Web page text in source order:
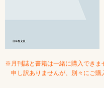
※月刊誌と書籍は一緒に購入できま
申し訳ありませんが、別々にご購